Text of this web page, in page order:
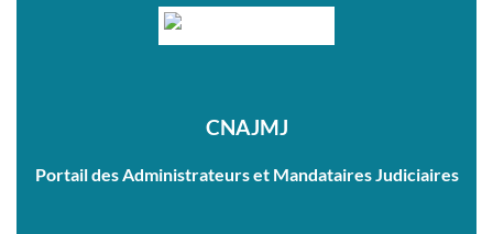
CNAJMJ
Portail des Administrateurs et Mandataires Judiciaires